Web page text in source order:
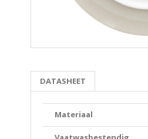
DATASHEET
Materiaal